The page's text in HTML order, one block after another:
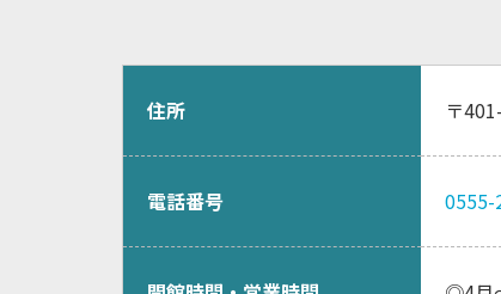
住所 〒
電話番号 0555-